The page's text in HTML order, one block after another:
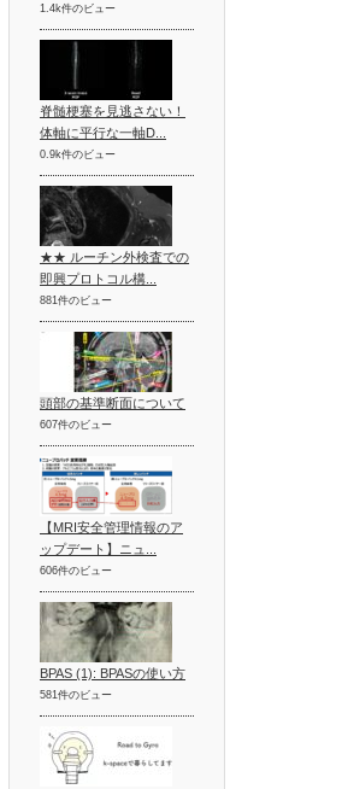
1.4k件のビュー
脊髄梗塞を見逃さない！
体軸に平行な一軸D...
0.9k件のビュー
★★ ルーチン外検査での
即興プロトコル構...
881件のビュー
頭部の基準断面について
607件のビュー
【MRI安全管理情報のア
ップデート】ニュ...
606件のビュー
BPAS (1): BPASの使い方
581件のビュー